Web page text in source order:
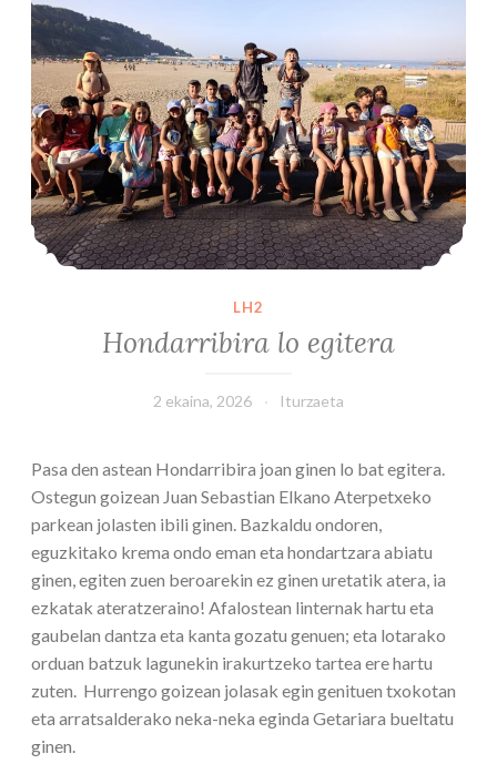
LH2
Hondarribira lo egitera
2 ekaina, 2026 Iturzaeta
Pasa den astean Hondarribira joan ginen lo bat egitera.
Ostegun goizean Juan Sebastian Elkano Aterpetxeko
parkean jolasten ibili ginen. Bazkaldu ondoren,
eguzkitako krema ondo eman eta hondartzara abiatu
ginen, egiten zuen beroarekin ez ginen uretatik atera, ia
ezkatak ateratzeraino! Afalostean linternak hartu eta
gaubelan dantza eta kanta gozatu genuen; eta lotarako
orduan batzuk lagunekin irakurtzeko tartea ere hartu
zuten. Hurrengo goizean jolasak egin genituen txokotan
eta arratsalderako neka-neka eginda Getariara bueltatu
ginen.